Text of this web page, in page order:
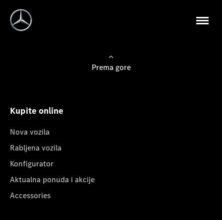
Prema gore
Kupite online
Nova vozila
Rabljena vozila
Konfigurator
Aktualna ponuda i akcije
Accessories